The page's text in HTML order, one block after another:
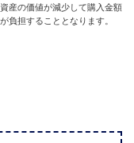
産の価値が減少して購入金額
負担することとなります。